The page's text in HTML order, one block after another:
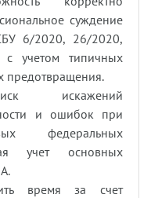
суждение
6/2020, 26/2020,
учетом типичных
предотвращения.
искажений
и ошибок при
федеральных
учет основных
время за счет